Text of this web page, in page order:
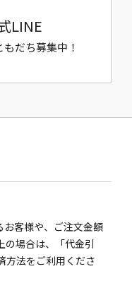
LINE
だち募集中！
客様や、ご注文金額
の場合は、「代金引
方法をご利用くださ